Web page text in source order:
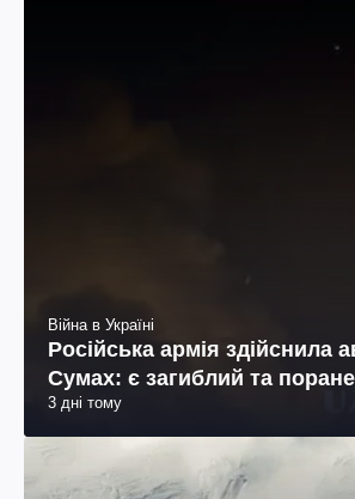
Війна в Україні
Російська армія здійснила
Сумах: є загиблий та
3 дні тому